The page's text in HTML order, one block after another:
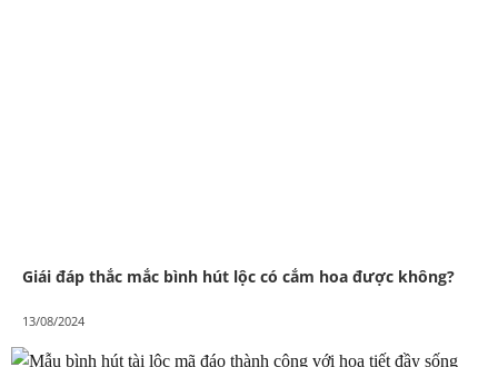
Giái đáp thắc mắc bình hút lộc có cắm hoa được không?
13/08/2024